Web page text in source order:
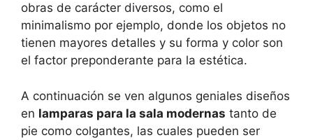
obras de carácter diversos, como el
minimalismo por ejemplo, donde los objetos no
tienen mayores detalles y su forma y color son
el factor preponderante para la estética.
A continuación se ven algunos geniales diseños
en lamparas para la sala modernas tanto de
pie como colgantes, las cuales pueden ser